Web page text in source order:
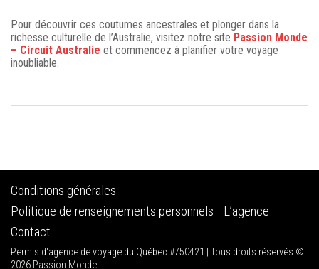
Pour découvrir ces coutumes ancestrales et plonger dans la
richesse culturelle de l’Australie, visitez notre site Passion Monde
– Circuit Australie et commencez à planifier votre voyage
inoubliable.
Conditions générales
Politique de renseignements personnels
L’agence
Contact
Permis d'agence de voyage du Québec #750421 | Tous droits réservés ©
2026 Passion Monde.